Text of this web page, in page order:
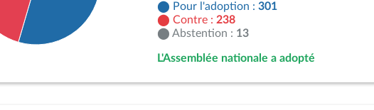
: 238 députés
Pour l'adoption : 301
Contre : 238
Abstention : 13
L'Assemblée nationale a adopté